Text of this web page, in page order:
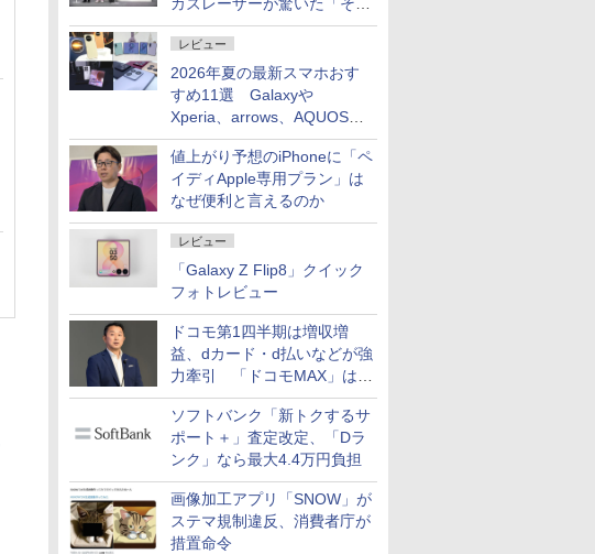
屋のメニュー並みの薄さ」
レビュー
2026年夏の最新スマホおす
すめ11選 Galaxyや
Xperia、arrows、AQUOSな
ど注目機種の特徴は
値上がり予想のiPhoneに「ペ
イディApple専用プラン」は
なぜ便利と言えるのか
レビュー
「Galaxy Z Flip8」クイック
フォトレビュー
ドコモ第1四半期は増収増
益、dカード・d払いなどが強
力牽引 「ドコモMAX」は
400万契約突破
ソフトバンク「新トクするサ
ポート＋」査定改定、「Dラ
ンク」なら最大4.4万円負担
画像加工アプリ「SNOW」が
ステマ規制違反、消費者庁が
措置命令